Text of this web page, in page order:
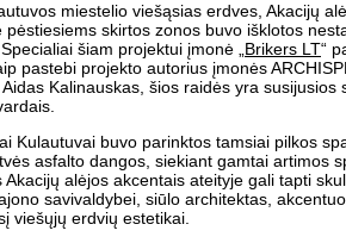
miestelio viešąsias erdves, Akacijų
pėstiesiems skirtos zonos buvo išklotos
šiam projektui įmonė „ Brikers LT“
pastebi projekto autorius įmonės
Kalinauskas, šios raidės yra susijusios
Kulautuvai buvo parinktos tamsiai pilkos
asfalto dangos, siekiant gamtai artimos
Akacijų alėjos akcentais ateityje gali tapti
savivaldybei, siūlo architektas,
viešųjų erdvių estetikai.